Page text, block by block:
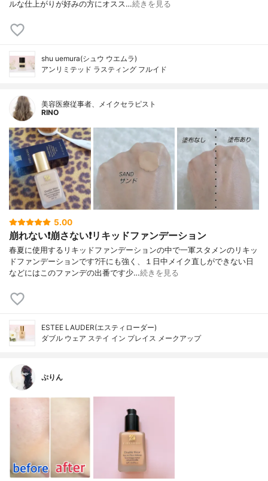
ルな仕上がりが好みの方にオスス…続きを見る
shu uemura(シュウ ウエムラ)
アンリミテッド ラスティング フルイド
美容医療従事者、メイクセラピスト
RINO
5.00
崩れない❗️崩さない❗️リキッドファンデーション
春夏に使用するリキッドファンデーションの中で一軍スタメンのリキッ
ドファンデーションです?汗にも強く、１日中メイク直しができない日
などにはこのファンデの出番です少…続きを見る
ESTEE LAUDER(エスティローダー)
ダブル ウェア ステイ イン プレイス メークアップ
ぷりん